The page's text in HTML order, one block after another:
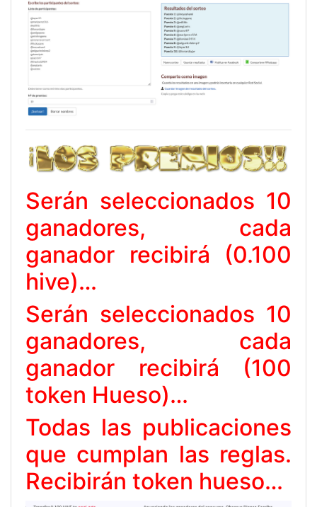
Serán seleccionados 10
ganadores, cada
ganador recibirá (0.100
hive)…
Serán seleccionados 10
ganadores, cada
ganador recibirá (100
token Hueso)…
Todas las publicaciones
que cumplan las reglas.
Recibirán token hueso…